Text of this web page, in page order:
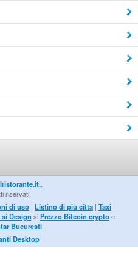
.
riservati.
di uso | Listino di più citta | Taxi
Design siPrezzo Bitcoin cryptoe
Bucuresti
Desktop